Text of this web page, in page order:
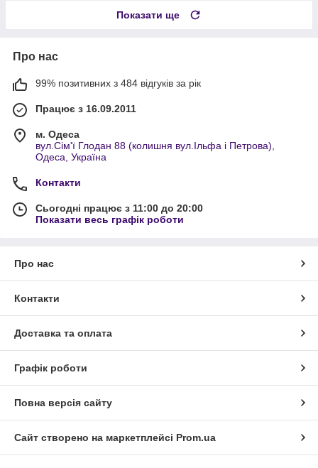
Показати ще
Про нас
99% позитивних з 484 відгуків за рік
Працює з 16.09.2011
м. Одеса
вул.Сім'ї Глодан 88 (колишня вул.Ільфа і Петрова),
Одеса, Україна
Контакти
Сьогодні працює з 11:00 до 20:00
Показати весь графік роботи
Про нас
Контакти
Доставка та оплата
Графік роботи
Повна версія сайту
Сайт створено на маркетплейсі Prom.ua